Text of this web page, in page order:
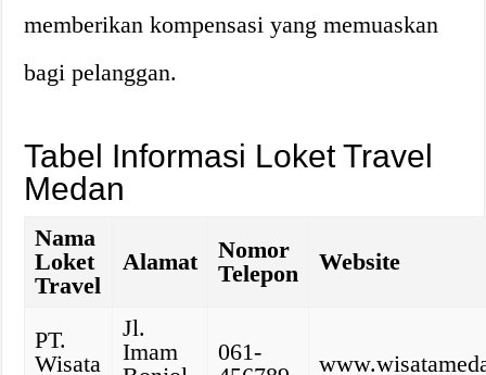
memberikan kompensasi yang memuaskan
bagi pelanggan.
Tabel Informasi Loket Travel
Medan
Nama
Loket
Travel
Alamat
Nomor
Telepon
Website
PT.
Wisata
Jl.
Imam
061-